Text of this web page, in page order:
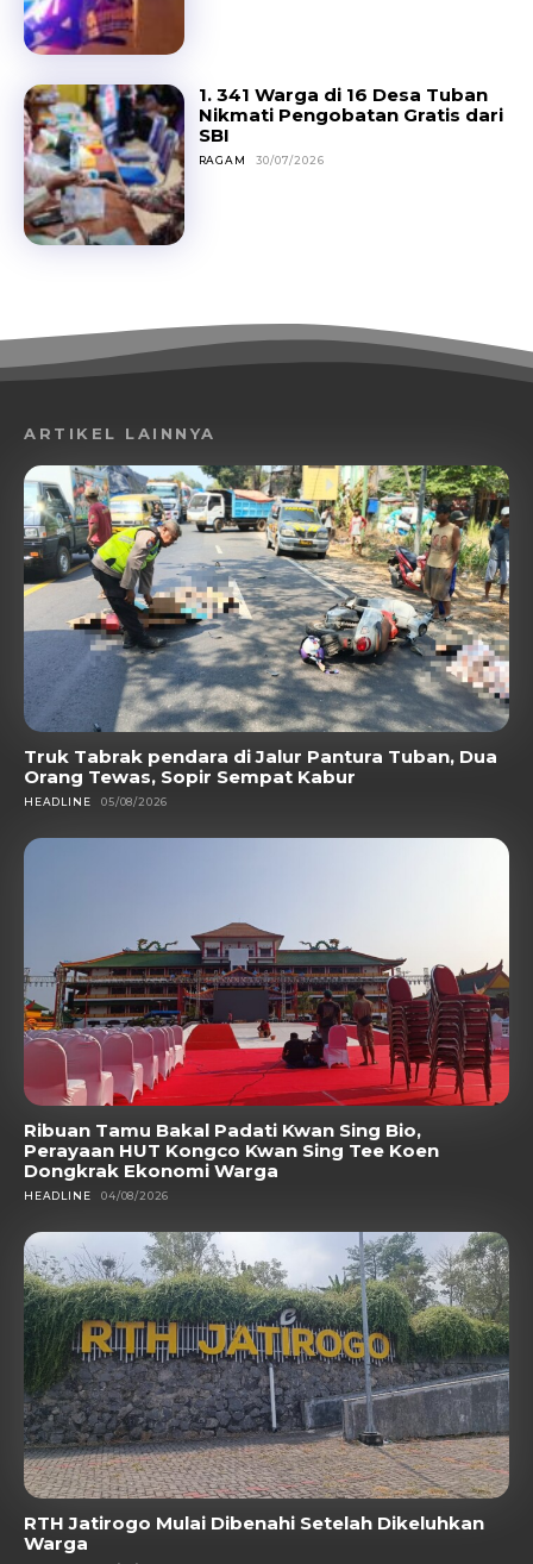
1. 341 Warga di 16 Desa Tuban
Nikmati Pengobatan Gratis dari
SBI
RAGAM 30/07/2026
ARTIKEL LAINNYA
Truk Tabrak pendara di Jalur Pantura Tuban, Dua
Orang Tewas, Sopir Sempat Kabur
HEADLINE 05/08/2026
Ribuan Tamu Bakal Padati Kwan Sing Bio,
Perayaan HUT Kongco Kwan Sing Tee Koen
Dongkrak Ekonomi Warga
HEADLINE 04/08/2026
RTH Jatirogo Mulai Dibenahi Setelah Dikeluhkan
Warga